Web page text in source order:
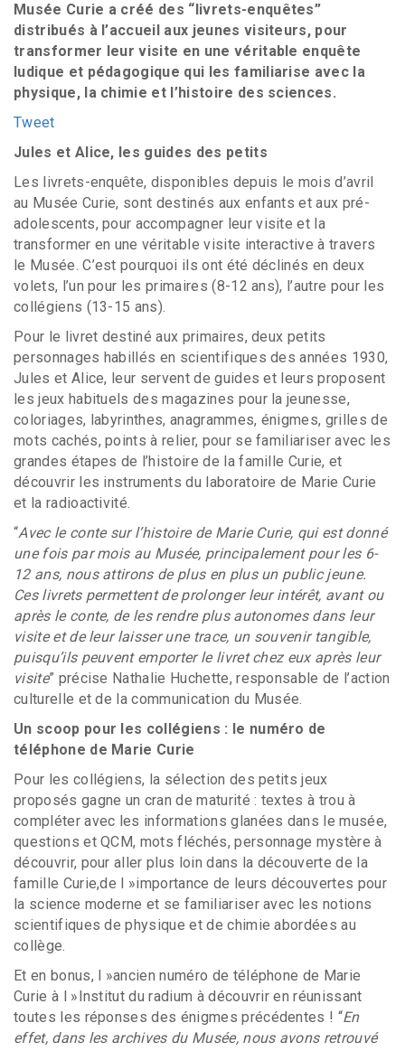
Musée Curie a créé des “livrets-enquêtes”
distribués à l’accueil aux jeunes visiteurs, pour
transformer leur visite en une véritable enquête
ludique et pédagogique qui les familiarise avec la
physique, la chimie et l’histoire des sciences.
Tweet
Jules et Alice, les guides des petits
Les livrets-enquête, disponibles depuis le mois d’avril
au Musée Curie, sont destinés aux enfants et aux pré-
adolescents, pour accompagner leur visite et la
transformer en une véritable visite interactive à travers
le Musée. C’est pourquoi ils ont été déclinés en deux
volets, l’un pour les primaires (8-12 ans), l’autre pour les
collégiens (13-15 ans).
Pour le livret destiné aux primaires, deux petits
personnages habillés en scientifiques des années 1930,
Jules et Alice, leur servent de guides et leurs proposent
les jeux habituels des magazines pour la jeunesse,
coloriages, labyrinthes, anagrammes, énigmes, grilles de
mots cachés, points à relier, pour se familiariser avec les
grandes étapes de l’histoire de la famille Curie, et
découvrir les instruments du laboratoire de Marie Curie
et la radioactivité.
“Avec le conte sur l’histoire de Marie Curie, qui est donné
une fois par mois au Musée, principalement pour les 6-
12 ans, nous attirons de plus en plus un public jeune.
Ces livrets permettent de prolonger leur intérêt, avant ou
après le conte, de les rendre plus autonomes dans leur
visite et de leur laisser une trace, un souvenir tangible,
puisqu’ils peuvent emporter le livret chez eux après leur
visite” précise Nathalie Huchette, responsable de l’action
culturelle et de la communication du Musée.
Un scoop pour les collégiens : le numéro de
téléphone de Marie Curie
Pour les collégiens, la sélection des petits jeux
proposés gagne un cran de maturité : textes à trou à
compléter avec les informations glanées dans le musée,
questions et QCM, mots fléchés, personnage mystère à
découvrir, pour aller plus loin dans la découverte de la
famille Curie,de l »importance de leurs découvertes pour
la science moderne et se familiariser avec les notions
scientifiques de physique et de chimie abordées au
collège.
Et en bonus, l »ancien numéro de téléphone de Marie
Curie à l »Institut du radium à découvrir en réunissant
toutes les réponses des énigmes précédentes ! “En
effet, dans les archives du Musée, nous avons retrouvé